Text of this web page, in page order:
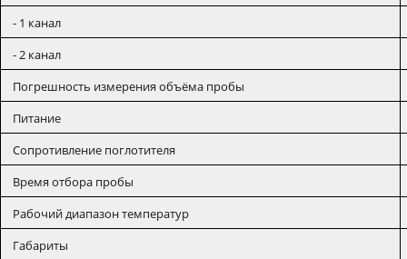
- 1 канал
- 2 канал
Погрешность измерения объёма пробы
Питание
Сопротивление поглотителя
Время отбора пробы
Рабочий диапазон температур
Габариты